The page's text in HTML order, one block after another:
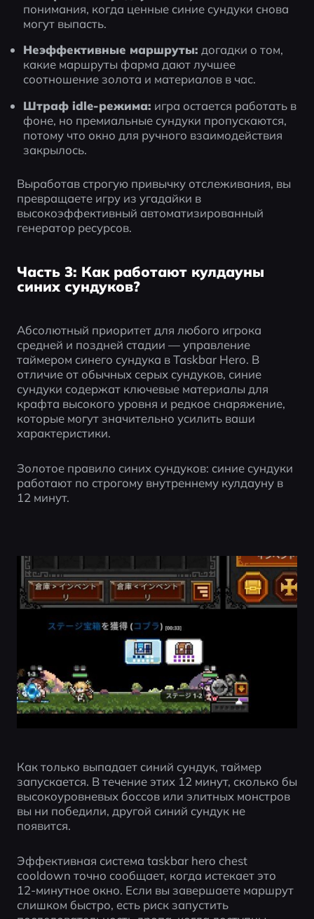
понимания, когда ценные синие сундуки снова
могут выпасть.
Неэффективные маршруты: догадки о том,
какие маршруты фарма дают лучшее
соотношение золота и материалов в час.
Штраф idle-режима: игра остается работать в
фоне, но премиальные сундуки пропускаются,
потому что окно для ручного взаимодействия
закрылось.
Выработав строгую привычку отслеживания, вы
превращаете игру из угадайки в
высокоэффективный автоматизированный
генератор ресурсов.
Часть 3: Как работают кулдауны
синих сундуков?
Абсолютный приоритет для любого игрока
средней и поздней стадии — управление
таймером синего сундука в Taskbar Hero. В
отличие от обычных серых сундуков, синие
сундуки содержат ключевые материалы для
крафта высокого уровня и редкое снаряжение,
которые могут значительно усилить ваши
характеристики.
Золотое правило синих сундуков: синие сундуки
работают по строгому внутреннему кулдауну в
12 минут.
Как только выпадает синий сундук, таймер
запускается. В течение этих 12 минут, сколько бы
высокоуровневых боссов или элитных монстров
вы ни победили, другой синий сундук не
появится.
Эффективная система taskbar hero chest
cooldown точно сообщает, когда истекает это
12-минутное окно. Если вы завершаете маршрут
слишком быстро, есть риск запустить